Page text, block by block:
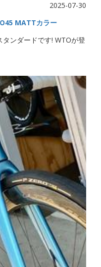
2025-07-30
MATTカラー
ンダードです! WTOが登